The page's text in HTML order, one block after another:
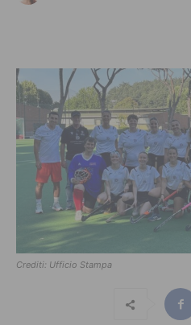
Crediti: Ufficio Stampa